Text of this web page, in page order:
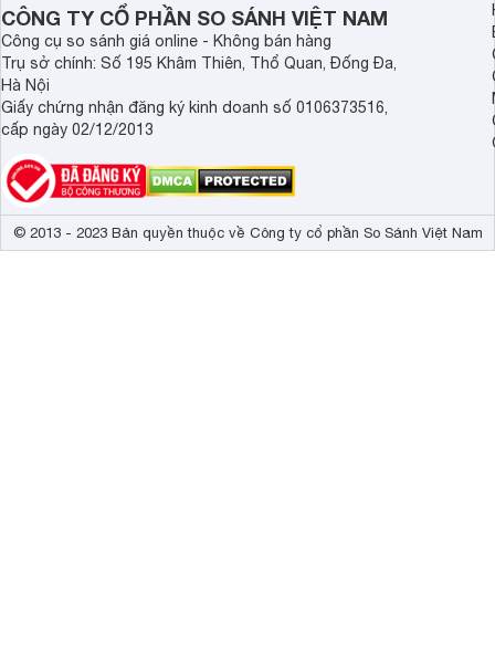
CÔNG TY CỔ PHẦN SO SÁNH VIỆT NAM
Công cụ so sánh giá online - Không bán hàng
Trụ sở chính: Số 195 Khâm Thiên, Thổ Quan, Đống Đa,
Hà Nội
Giấy chứng nhận đăng ký kinh doanh số 0106373516,
cấp ngày 02/12/2013
© 2013 - 2023 Bản quyền thuộc về Công ty cổ phần So Sánh Việt Nam